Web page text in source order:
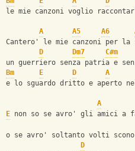
le mie canzoni voglio
A A5 A6
Cantero' le mie canzoni per
D
Dm7
C#m
un guerriero senza patria e
Bm
E D
A
e lo sguardo dritto e aperto
A
E non so se avro' gli amici a
o se avro' soltanto volti
D